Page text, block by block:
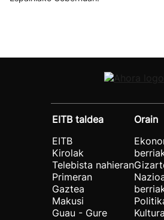
EITB taldea
EITB
Kirolak
Telebista nahieran
Primeran
Gaztea
Makusi
Guau - Gure
Orain